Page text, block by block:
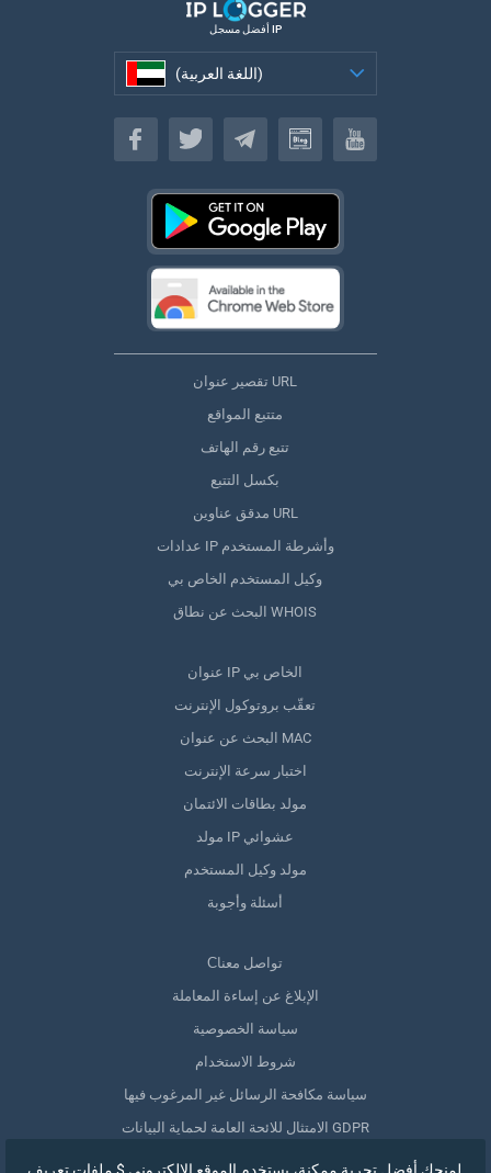
أفضل مسجل IP
(اللغة العربية)
(اللغة العربية)
تقصير عنوان URL
متتبع المواقع
تتبع رقم الهاتف
بكسل التتبع
مدقق عناوين URL
عدادات IP وأشرطة المستخدم
وكيل المستخدم الخاص بي
البحث عن نطاق WHOIS
عنوان IP الخاص بي
تعقّب بروتوكول الإنترنت
البحث عن عنوان MAC
اختبار سرعة الإنترنت
مولد بطاقات الائتمان
مولد IP عشوائي
مولد وكيل المستخدم
أسئلة وأجوبة
Сتواصل معنا
الإبلاغ عن إساءة المعاملة
سياسة الخصوصية
شروط الاستخدام
سياسة مكافحة الرسائل غير المرغوب فيها
الامتثال للائحة العامة لحماية البيانات GDPR
حذف بياناتي